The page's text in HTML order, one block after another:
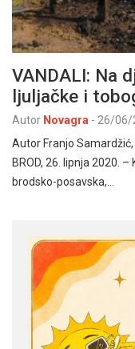
VANDALI: Na
ljuljačke i
Autor Novagra - 26/06/
Autor Franjo Samardžić,
BROD, 26. lipnja 2020.
brodsko-posavska,…